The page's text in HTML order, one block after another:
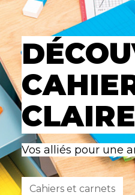
Vos alliés pour une
Cahiers et carnets